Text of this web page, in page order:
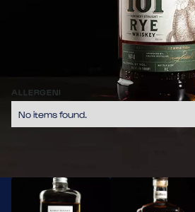
Whiskey di segale robusto e
sua intensità e personalità. I suoi
legno si fondono in un gusto audace.
ALLERGENI
No items found.